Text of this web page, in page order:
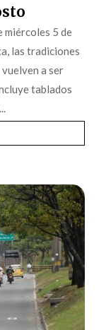
miércoles 5 de
las tradiciones
a ser
tablados